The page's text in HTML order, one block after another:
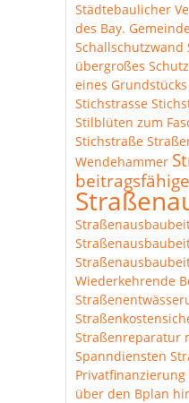
Städtebaulicher
des Bay.
Schallschutzwand
übergroßes
eines
Stichstrasse
Stilblüten zum
Stichstraße
Wendehammer
Wiederkehrende
Straßenreparatur
Spanndiensten
Privatfinanzierung
über den Bplan